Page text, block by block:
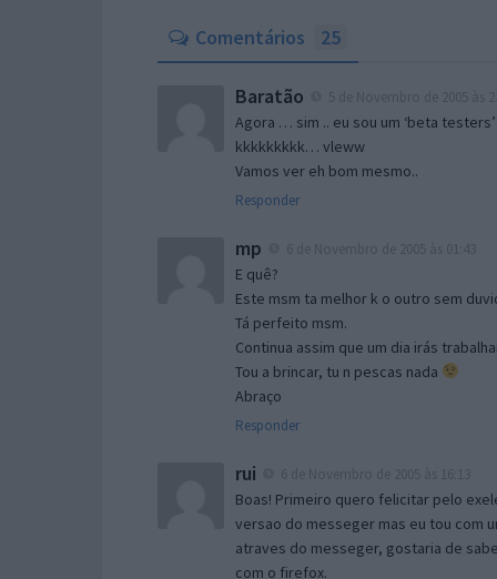
Comentários 25
Baratão
Agora … sim .. eu sou um ‘beta testers’
kkkkkkkkk… vleww
Vamos ver eh bom mesmo..
Responder
mp
E quê?
Este msm ta melhor k o outro sem
Tá perfeito msm.
Continua assim que um dia irás
Tou a brincar, tu n pescas nada
Abraço
Responder
rui
Boas! Primeiro quero felicitar pelo
versao do messeger mas eu tou com
atraves do messeger, gostaria de
com o firefox.